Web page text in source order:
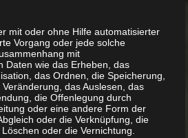
mit oder ohne Hilfe automatisierter
Vorgang oder jede solche
mit
Daten wie das Erheben, das
das Ordnen, die Speicherung,
das Auslesen, das
die Offenlegung durch
oder eine andere Form der
oder die Verknüpfung, die
oder die Vernichtung.